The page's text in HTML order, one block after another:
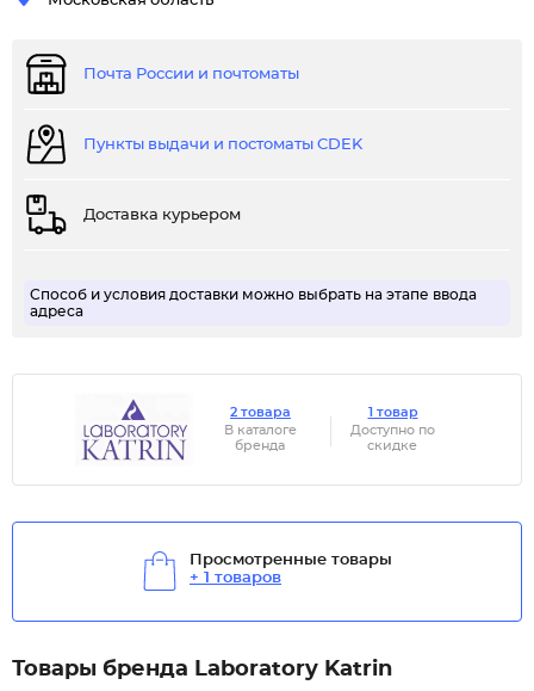
Почта России и почтоматы
Пункты выдачи и постоматы CDEK
Доставка курьером
Способ и условия доставки можно выбрать на этапе ввода
адреса
2 товара
В каталоге
бренда
1 товар
Доступно по
скидке
Просмотренные товары
+ 1 товаров
Товары бренда Laboratory Katrin